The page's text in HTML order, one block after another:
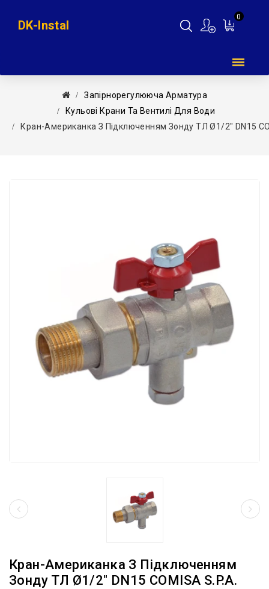
0
DK-Instal
Запірнорегулююча Арматура
Кульові Крани Та Вентилі Для Води
Кран-Американка З Підключенням Зонду ТЛ Ø1/2″ DN15
Кран-Американка З Підключенням
Зонду ТЛ Ø1/2″ DN15 COMISA S.p.A.